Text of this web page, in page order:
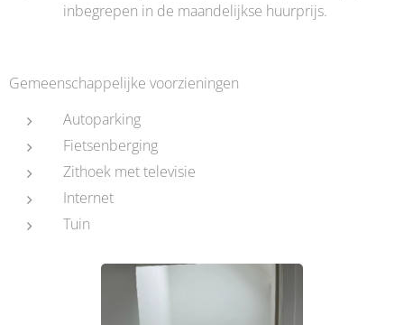
inbegrepen in de maandelijkse huurprijs.
Gemeenschappelijke voorzieningen
Autoparking
Fietsenberging
Zithoek met televisie
Internet
Tuin